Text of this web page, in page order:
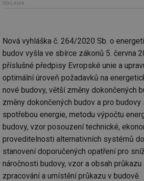
REKLAMA
Nová vyhláška č. 264/2020 Sb. o
budov vyšla ve sbírce zákonů 5. června
příslušné předpisy Evropské unie a
optimální úroveň požadavků na
nové budovy, větší změny dokončených
změny dokončených budov a pro budovy
spotřebou energie, metodu výpočtu
budovy, vzor posouzení technické,
proveditelnosti alternativních systémů
stanovení doporučených opatření pro
náročnosti budovy, vzor a obsah
zpracování a umístění průkazu v budově.